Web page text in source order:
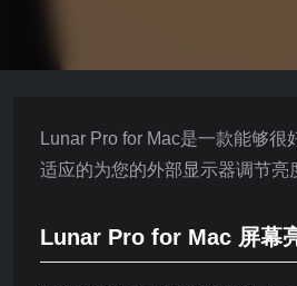
Lunar Pro for Mac是一款能够
适应的为您的外部显示器调节亮
Lunar Pro for Mac 屏幕